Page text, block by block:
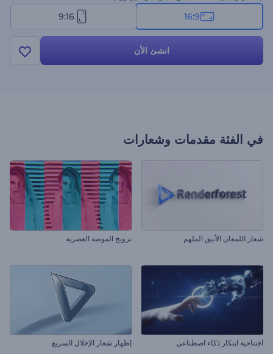
16:9
9:16
انشئ الأن
في الفئة مقدمات وشعارات
شعار اللمعان الأنيق الملهم ترويج الموضة العصرية
افتتاحية ابتكار ذكاء اصطناعي إظهار شعار الإخلال السريع